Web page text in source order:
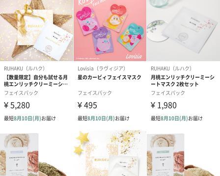
ルロン酸Na、カヤ種子油、ツボクサエキス、イチジク
果実エキス、加水分解ヒアルロン酸、ウルムスダビデ
ィアナ根エキス、センニンコク種子エキス、セラミド
NP
【コメ】
水、グリセリン、メチルプロパンジオール、水添C6-
14オレフィンポリマー、セテアリルアルコール、ミリ
スチン酸オクチルドデシル、ジメチコン、シア脂油、
ポリソルベート60、1,2-ヘキサンジオール、ソルビタ
ンステアレート、フェノキシエタノール、DPG、デヒ
ドロキサンタンガム、ステアリン酸グリセリル、ステ
アリン酸PEG-100、ステアリン酸、アルゲエキス、タ
ェロール、キサンタンガム、カルボマー、エチルヘキ
シルグリセリン、トロメタミン、フルクトオリゴ糖、
EDTA-2Na、香料、βグルカン、レシチン、水添レシチ
ン、加水分解ヒアルロン酸、ツボクサエキス、イチジ
ク果実エキス、ウルムスダビディアナ根エキス、セン
ニンコク種子エキス、安息香酸ベンジル、コメエキ
ス、セラミドNP